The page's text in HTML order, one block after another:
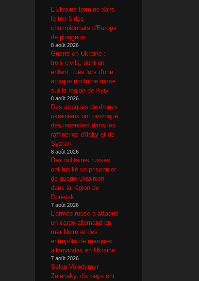
L'Ukraine termine dans
le top 5 des
championnats d'Europe
de plongeon
8 août 2026
Guerre en Ukraine :
trois civils, dont un
enfant, tués lors d'une
attaque nocturne russe
sur la région de Kyiv
8 août 2026
Des attaques de drones
ukrainiens ont provoqué
des incendies dans les
raffineries d'Ilsky et de
Syzran
8 août 2026
Des militaires russes
ont fusillé un prisonnier
de guerre ukrainien
dans la région de
Donetsk
7 août 2026
L’armée russe a attaqué
un cargo allemand en
mer Noire et des
entrepôts de marques
allemandes en Ukraine
7 août 2026
Selon Volodymyr
Zelensky, dix pays ont